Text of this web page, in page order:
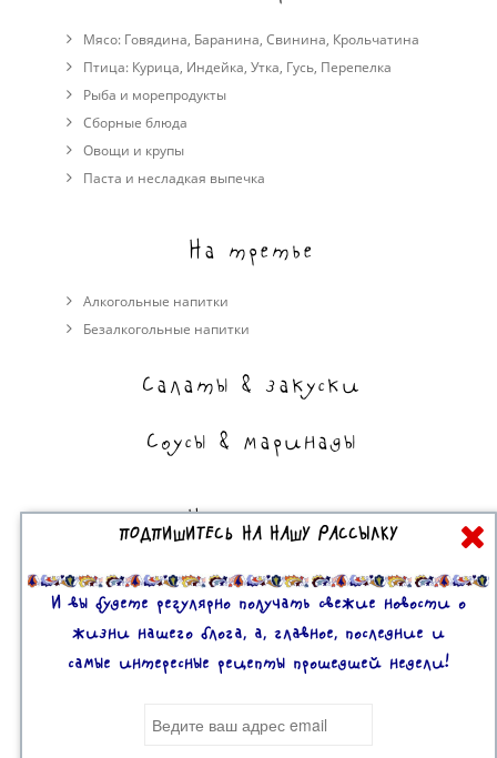
Мясо: Говядина, Баранина, Свинина, Крольчатина
Птица: Курица, Индейка, Утка, Гусь, Перепелка
Рыба и морепродукты
Сборные блюда
Овощи и крупы
Паста и несладкая выпечка
На третье
Алкогольные напитки
Безалкогольные напитки
Салаты & закуски
Соусы & маринады
На сладкое
Торты, пирожные, выпечка
Десерты
ПОДПИШИТЕСЬ НА НАШУ РАССЫЛКУ
И вы будете регулярно получать свежие новости о
жизни нашего блога, а, главное, последние и
самые интересные рецепты прошедшей недели!